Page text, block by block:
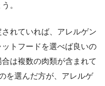
。
れていれば、アレルゲン
トフードを選べば良いの
は複数の肉類が含まれて
を選んだ方が、アレルゲ